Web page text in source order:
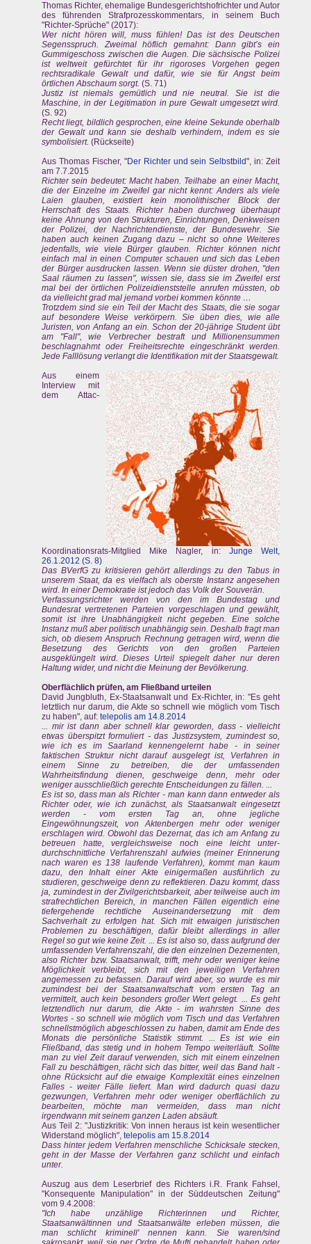
Thomas Richter, ehemalige Bundesgerichtshofrichter und Autor
des führenden Strafprozesskommentars, in seinem Buch
"Richter-Sprüche" (2017):
Wer nicht hören will, muss fühlen! Das ist des Deutschen
Segensspruch. Zweimal höflich gemahnt: Dann gibt’s ein
Gummigeschoss zwischen die Augen. Die sächsische Polizei
ist weltweit gefürchtet für ihr rigoroses Vorgehen gegen
rechtsradikale Gewalt und dafür, wie sie für Angst beim
örtlichen Abschaum sorgt. (S. 71)
Justiz ist niemals gemütlich und nie neutral. Sie ist die
Maschine, in der Legitimation in pure Gewalt umgesetzt wird.
(S. 92)
Recht liegt, bildlich gesprochen, eine kleine Sekunde oberhalb
der Gewalt und kann sie deshalb verhindern, indem es sie
symbolisiert. (Rückseite)
Aus Thomas Fischer, "Der Richter und sein Selbstbild", in: Zeit
am 7.7.2015
Richter sein bedeutet: Macht haben. Teilhabe an einer Macht,
die der Einzelne im Zweifel gar nicht kennt: Anders als viele
Laien glauben, existiert kein monolithischer Block der
Herrschaft des Staats. Richter haben durchweg überhaupt
keine Ahnung von den Strukturen, Einrichtungen, Denkweisen
der Polizei, der Nachrichtendienste, der Bundeswehr. Sie
haben auch keinen Zugang dazu – nicht so ohne Weiteres
jedenfalls, wie viele Bürger glauben. Richter können nicht
einfach mal in einen Computer schauen und sich das Leben
der Bürger ausdrucken lassen. Wenn sie düster drohen, "den
Saal räumen zu lassen", wissen sie, dass sie im Zweifel erst
mal bei der örtlichen Polizeidienststelle anrufen müssten, ob
da vielleicht grad mal jemand vorbei kommen könnte …
Trotzdem sind sie ein Teil der Macht des Staats, die sie sogar
auf besondere Weise verkörpern. Sie üben dies, wie alle
Juristen, von Anfang an ein. Schon der 20-jährige Student übt
am "Fall", wie Verbrecher bestraft und Millionensummen
beschlagnahmt oder Freiheitsrechte eingeschränkt werden.
Jede Falllösung verlangt die Identifikation mit der Staatsgewalt.
Aus einem
Interview mit
dem Attac-
Koordinationsrats-Mitglied Mike Nagler, in: Junge Welt,
26.1.2012 (S. 8)
Das BVerfG zu kritisieren gehört allerdings zu den Tabus in
unserem Staat, da es vielfach als oberste Instanz angesehen
wird. In einer Demokratie ist jedoch das Volk der Souverän.
Verfassungsrichter werden von den im Bundestag und
Bundesrat vertretenen Parteien vorgeschlagen und gewählt,
somit ist ihre Unabhängigkeit nicht gegeben. Eine solche
Instanz muß aber politisch unabhängig sein. Deshalb fragt man
sich, ob diesem Anspruch Rechnung getragen wird, wenn die
Besetzung des Gerichts von den großen Parteien
ausgeklüngelt wird. Dieses Urteil spiegelt daher nur deren
Haltung wider, und nicht die Meinung der Bevölkerung.
Oberflächlich prüfen, am Fließband urteilen
David Jungbluth, Ex-Staatsanwalt und Ex-Richter, in: "Es geht
letztlich nur darum, die Akte so schnell wie möglich vom Tisch
zu haben", auf: telepolis am 14.8.2014
... mir ist dann aber schnell klar geworden, dass - vielleicht
etwas überspitzt formuliert - das Justizsystem, zumindest so,
wie ich es im Saarland kennengelernt habe - in seiner
faktischen Struktur nicht darauf ausgelegt ist, Verfahren in
einem Sinne zu betreiben, die der umfassenden
Wahrheitsfindung dienen, geschweige denn, mehr oder
weniger ausschließlich gerechte Entscheidungen zu fällen. ...
Es ist so, dass man als Richter - man kann dann entweder als
Richter oder, wie ich zunächst, als Staatsanwalt eingesetzt
werden - vom ersten Tag an, ohne jegliche
Eingewöhnungszeit, von Aktenbergen mehr oder weniger
erschlagen wird. Obwohl das Dezernat, das ich am Anfang zu
betreuen hatte, vergleichsweise noch eine leicht unter-
durchschnittliche Verfahrenszahl aufwies (meiner Erinnerung
nach waren es 138 laufende Verfahren), kommt man kaum
dazu, den Inhalt einer Akte einigermaßen ausführlich zu
studieren, geschweige denn zu reflektieren. Dazu kommt, dass
ja, zumindest in der Zivilgerichtsbarkeit, aber teilweise auch im
strafrechtlichen Bereich, in manchen Fällen eigentlich eine
tiefergehende rechtliche Auseinandersetzung mit dem
Sachverhalt zu erfolgen hat. Sich mit etwaigen juristischen
Problemen zu beschäftigen, dafür bleibt allerdings in aller
Regel so gut wie keine Zeit. ... Es ist also so, dass aufgrund der
umfassenden Verfahrenszahl, die den einzelnen Dezernenten,
also Richter bzw. Staatsanwalt, trifft, mehr oder weniger keine
Möglichkeit verbleibt, sich mit den jeweiligen Verfahren
angemessen zu befassen. Darauf wird aber, so wurde es mir
zumindest bei der Staatsanwaltschaft vom ersten Tag an
vermittelt, auch kein besonders großer Wert gelegt. ... Es geht
letztendlich nur darum, die Akte - im wahrsten Sinne des
Wortes - so schnell wie möglich vom Tisch und das Verfahren
schnellstmöglich abgeschlossen zu haben, damit am Ende des
Monats die persönliche Statistik stimmt. ... Es ist wie ein
Fließband, das stetig und in hohem Tempo weiterläuft. Sollte
man zu viel Zeit darauf verwenden, sich mit einem einzelnen
Fall zu beschäftigen, rächt sich das bitter, weil das Band halt -
ohne Rücksicht auf die etwaige Komplexität eines einzelnen
Falles - weiter Fälle liefert. Man wird dadurch quasi dazu
gezwungen, Verfahren mehr oder weniger oberflächlich zu
bearbeiten, möchte man vermeiden, dass man nicht
irgendwann mit seinem ganzen Laden absäuft.
Aus Teil 2: "Justizkritik: Von innen heraus ist kein wesentlicher
Widerstand möglich", telepolis am 15.8.2014
Dass hinter jedem Verfahren menschliche Schicksale stecken,
geht in der Masse der Verfahren ganz schlicht und einfach
unter.
Auszug aus dem Leserbrief des Richters i.R. Frank Fahsel,
"Konsequente Manipulation" in der Süddeutschen Zeitung"
vom 9.4.2008:
"Ich habe unzählige Richterinnen und Richter,
Staatsanwältinnen und Staatsanwälte erleben müssen, die
man schlicht kriminell' nennen kann. Sie waren/sind